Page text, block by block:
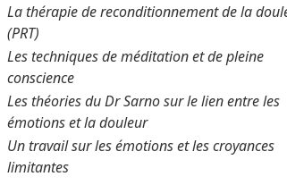
La thérapie de reconditionnement de la
(PRT)
Les techniques de méditation et de pleine
conscience
Les théories du Dr Sarno sur le lien entre les
émotions et la douleur
Un travail sur les émotions et les croyances
limitantes